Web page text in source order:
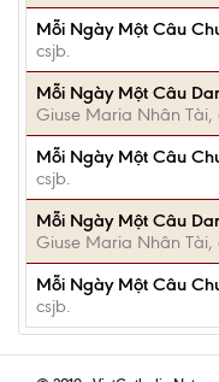
Mỗi Ngày Một Câu
csjb.
Mỗi Ngày Một Câu
Giuse Maria Nhân Tài,
Mỗi Ngày Một Câu
csjb.
Mỗi Ngày Một Câu
Giuse Maria Nhân Tài,
Mỗi Ngày Một Câu
csjb.